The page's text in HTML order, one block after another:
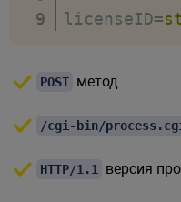
licenseID=
POST метод
/cgi-bin/
HTTP/1.1 версия